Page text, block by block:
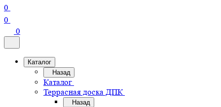
0
0
0
Каталог
Назад
Каталог
Террасная доска ДПК
Назад